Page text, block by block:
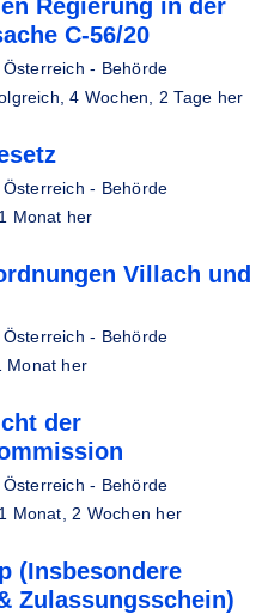
Regierung in der
C‑56/20
Österreich - Behörde
4 Wochen, 2 Tage her
Österreich - Behörde
1 Monat her
Villach und
Österreich - Behörde
Monat her
der
Österreich - Behörde
1 Monat, 2 Wochen her
(Insbesondere
Zulassungsschein)